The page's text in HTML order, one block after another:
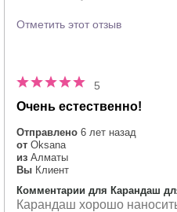
Отметить этот отзыв
5
Очень естественно!
Отправлено 6 лет назад
от Oksana
из Алматы
Вы Клиент
Комментарии для Карандаш
Карандаш хорошо